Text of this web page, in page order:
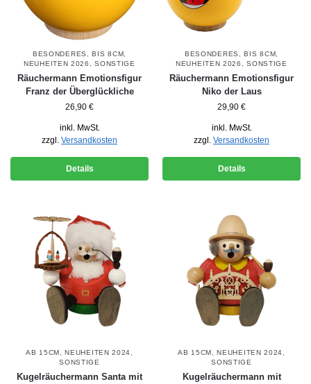
BESONDERES ,BIS 8CM
NEUHEITEN 2026
,SONSTIGE
Räuchermann Emotionsfigur
Franz der Überglückliche
26,90 €
inkl. MwSt.
zzgl. Versandkosten
Details
BESONDERES ,BIS 8CM
NEUHEITEN 2026
,SONSTIGE
Räuchermann Emotionsfigur
Niko der Laus
29,90 €
inkl. MwSt.
zzgl. Versandkosten
Details
AB 15CM ,NEUHEITEN 2024
SONSTIGE
Kugelräuchermann Santa mit
AB 15CM ,NEUHEITEN 2024
SONSTIGE
Kugelräuchermann mit